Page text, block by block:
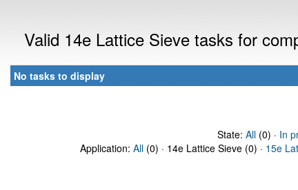
Valid 14e Lattice Sieve tasks for
No tasks to display
State: All(0) · In
Application: All (0) · 14e Lattice Sieve (0) · 15e